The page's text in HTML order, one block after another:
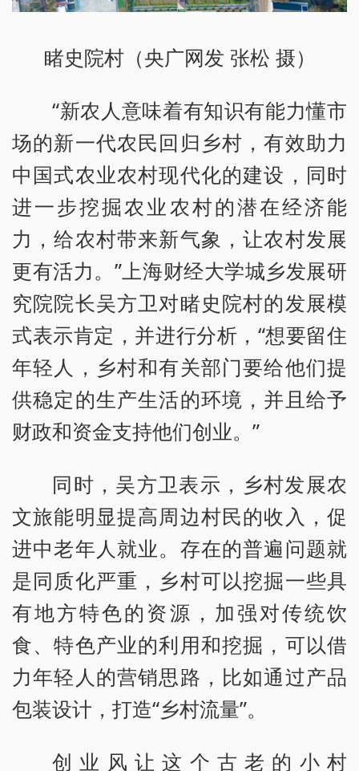
睹史院村（央广网发 张松 摄）
“新农人意味着有知识有能力懂市
场的新一代农民回归乡村，有效助力
中国式农业农村现代化的建设，同时
进一步挖掘农业农村的潜在经济能
力，给农村带来新气象，让农村发展
更有活力。”上海财经大学城乡发展研
究院院长吴方卫对睹史院村的发展模
式表示肯定，并进行分析，“想要留住
年轻人，乡村和有关部门要给他们提
供稳定的生产生活的环境，并且给予
财政和资金支持他们创业。”
同时，吴方卫表示，乡村发展农
文旅能明显提高周边村民的收入，促
进中老年人就业。存在的普遍问题就
是同质化严重，乡村可以挖掘一些具
有地方特色的资源，加强对传统饮
食、特色产业的利用和挖掘，可以借
力年轻人的营销思路，比如通过产品
包装设计，打造“乡村流量”。
创业风让这个古老的小村